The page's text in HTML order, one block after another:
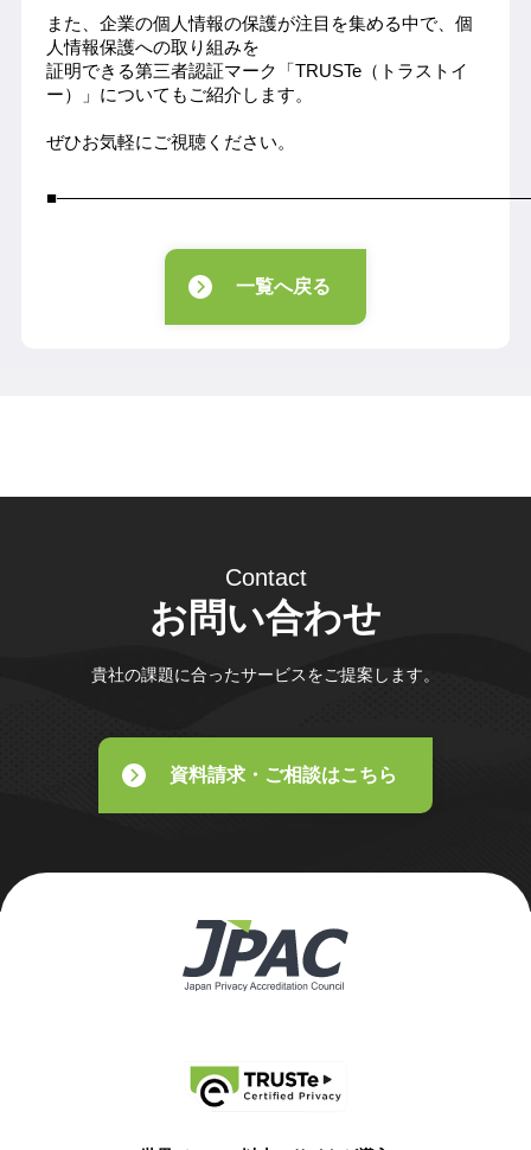
また、企業の個人情報の保護が注目を集める中で、個
人情報保護への取り組みを
証明できる第三者認証マーク「TRUSTe（トラストイ
ー）」についてもご紹介します。
ぜひお気軽にご視聴ください。
一覧へ戻る
Contact
お問い合わせ
貴社の課題に合ったサービスをご提案します。
資料請求・ご相談はこちら